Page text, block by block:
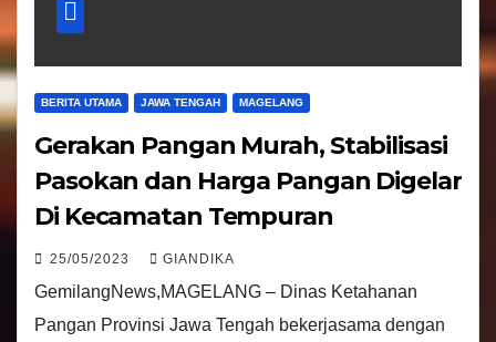
BERITA UTAMA JAWA TENGAH MAGELANG
Gerakan Pangan Murah, Stabilisasi
Pasokan dan Harga Pangan Digelar
Di Kecamatan Tempuran
25/05/2023 GIANDIKA
GemilangNews,MAGELANG – Dinas Ketahanan
Pangan Provinsi Jawa Tengah bekerjasama dengan